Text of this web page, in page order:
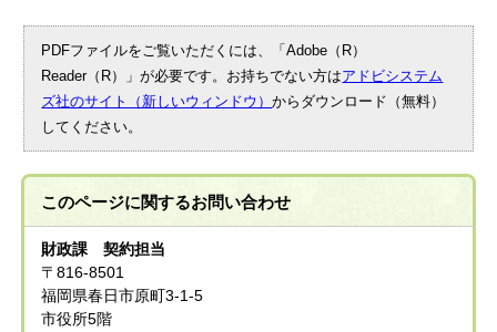
PDFファイルをご覧いただくには、「Adobe（R）
Reader（R）」が必要です。お持ちでない方はアドビシステム
ズ社のサイト（新しいウィンドウ）からダウンロード（無料）
してください。
このページに関するお問い合わせ
財政課 契約担当
〒816-8501
福岡県春日市原町3-1-5
市役所5階